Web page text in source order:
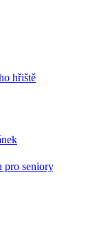
hřiště
pro seniory